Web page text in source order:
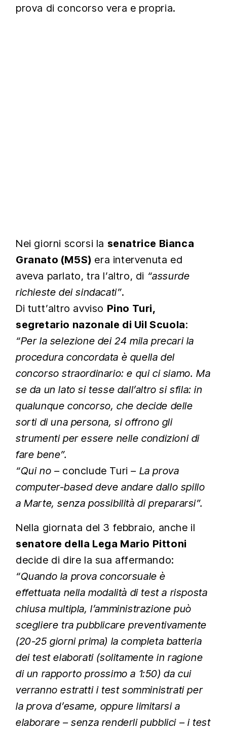
prova di concorso vera e propria.
Nei giorni scorsi la senatrice Bianca
Granato (M5S) era intervenuta ed
aveva parlato, tra l’altro, di “assurde
richieste dei sindacati”.
Di tutt’altro avviso Pino Turi,
segretario nazonale di Uil Scuola:
“Per la selezione dei 24 mila precari la
procedura concordata è quella del
concorso straordinario: e qui ci siamo. Ma
se da un lato si tesse dall’altro si sfila: in
qualunque concorso, che decide delle
sorti di una persona, si offrono gli
strumenti per essere nelle condizioni di
fare bene”.
“Qui no – conclude Turi – La prova
computer-based deve andare dallo spillo
a Marte, senza possibilità di prepararsi”.
Nella giornata del 3 febbraio, anche il
senatore della Lega Mario Pittoni
decide di dire la sua affermando:
“Quando la prova concorsuale è
effettuata nella modalità di test a risposta
chiusa multipla, l’amministrazione può
scegliere tra pubblicare preventivamente
(20-25 giorni prima) la completa batteria
dei test elaborati (solitamente in ragione
di un rapporto prossimo a 1:50) da cui
verranno estratti i test somministrati per
la prova d’esame, oppure limitarsi a
elaborare – senza renderli pubblici – i test